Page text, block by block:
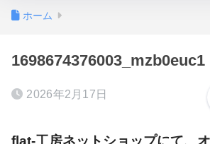
ホーム
1698674376003_mzb0euc1
2026年2月17日
flat-工房ネットショップにて、